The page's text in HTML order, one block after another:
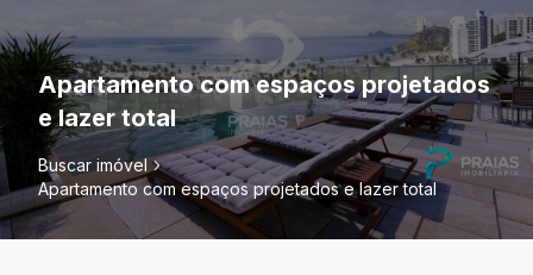
Apartamento com espaços projetados
e lazer total
Buscar imóvel
Apartamento com espaços projetados e lazer total